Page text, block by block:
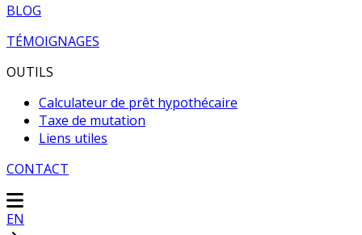
BLOG
TÉMOIGNAGES
OUTILS
Calculateur de prêt hypothécaire
Taxe de mutation
Liens utiles
CONTACT
EN